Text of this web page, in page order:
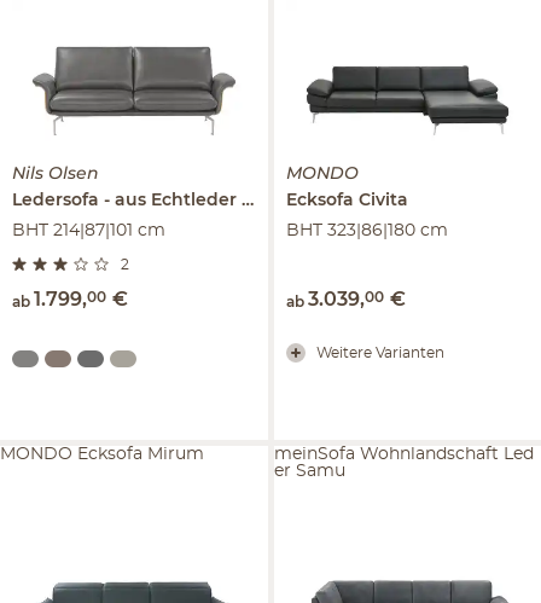
Nils Olsen
Ledersofa aus Echtleder
Alva
BHT 214|87|101 cm
2
ab 1.799,00 €
MONDO
Ecksofa Civita
BHT 323|86|180 cm
ab 3.039,00 €
Weitere Varianten
MONDO Ecksofa Mirum
meinSofa Wohnlandschaft Led
er Samu